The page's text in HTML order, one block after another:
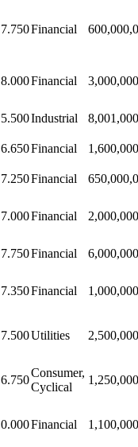
7.750Financial
8.000Financial
5.500Industrial
6.650Financial
7.250Financial
7.000Financial
7.750Financial
7.350Financial
7.500Utilities
6.750
Consumer,
Cyclical
0.000Financial